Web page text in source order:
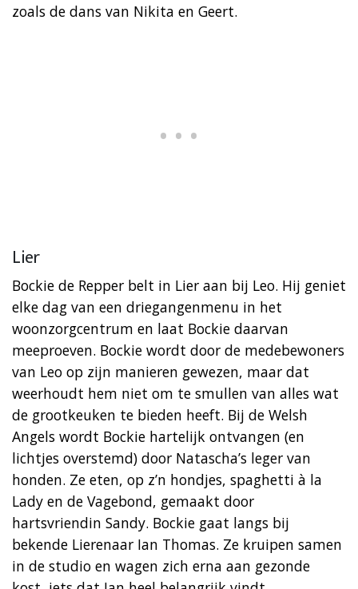
zoals de dans van Nikita en Geert.
Lier
Bockie de Repper belt in Lier aan bij Leo. Hij geniet
elke dag van een driegangenmenu in het
woonzorgcentrum en laat Bockie daarvan
meeproeven. Bockie wordt door de medebewoners
van Leo op zijn manieren gewezen, maar dat
weerhoudt hem niet om te smullen van alles wat
de grootkeuken te bieden heeft. Bij de Welsh
Angels wordt Bockie hartelijk ontvangen (en
lichtjes overstemd) door Natascha’s leger van
honden. Ze eten, op z’n hondjes, spaghetti à la
Lady en de Vagebond, gemaakt door
hartsvriendin Sandy. Bockie gaat langs bij
bekende Lierenaar Ian Thomas. Ze kruipen samen
in de studio en wagen zich erna aan gezonde